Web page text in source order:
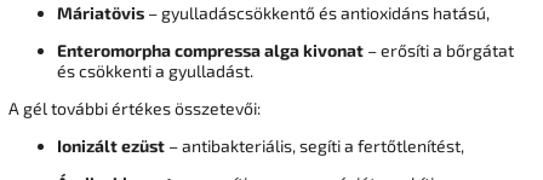
Máriatövis – gyulladáscsökkentő és antioxidáns hatású,
Enteromorpha compressa alga kivonat – erősíti a bőrgátat
és csökkenti a gyulladást.
A gél további értékes összetevői:
Ionizált ezüst – antibakteriális, segíti a fertőtlenítést,